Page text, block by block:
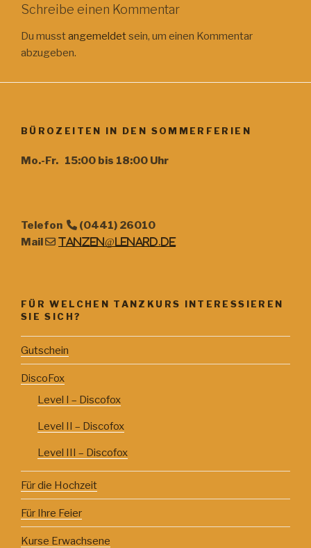
Schreibe einen Kommentar
Du musstangemeldetsein, um einen Kommentar
abzugeben.
BÜROZEITEN IN DEN SOMMERFERIEN
Mo.-Fr. 15:00 bis 18:00 Uhr
Telefon
(0441) 26010
Mail
tanzen@lenard.de
FÜR WELCHEN TANZKURS INTERESSIEREN
SIE SICH?
Gutschein
DiscoFox
Level I – Discofox
Level II – Discofox
Level III – Discofox
Für die Hochzeit
Für Ihre Feier
Kurse Erwachsene